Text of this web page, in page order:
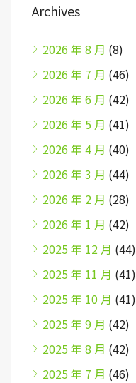
Archives
2026 年 8 月 (8)
2026 年 7 月 (46)
2026 年 6 月 (42)
2026 年 5 月 (41)
2026 年 4 月 (40)
2026 年 3 月 (44)
2026 年 2 月 (28)
2026 年 1 月 (42)
2025 年 12 月 (44)
2025 年 11 月 (41)
2025 年 10 月 (41)
2025 年 9 月 (42)
2025 年 8 月 (42)
2025 年 7 月 (46)